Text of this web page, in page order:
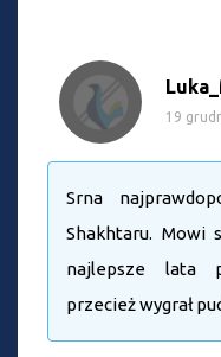
19
Srna
Shakhtaru. Mowi
najlepsze lata
przecież wygrał